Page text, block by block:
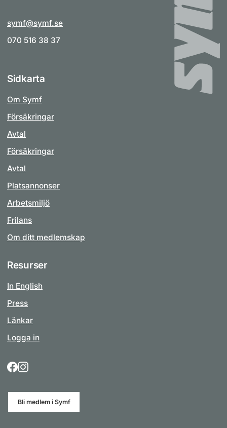
symf@symf.se
070 516 38 37
Sidkarta
Om Symf
Försäkringar
Avtal
Försäkringar
Avtal
Platsannonser
Arbetsmiljö
Frilans
Om ditt medlemskap
Resurser
In English
Press
Länkar
Logga in
Bli medlem i Symf